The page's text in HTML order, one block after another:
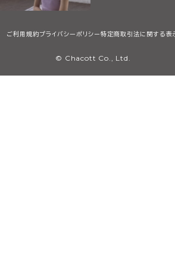
ご利用規約プライバシーポリシー特定商取引法に関する表
© Chacott Co., Ltd.